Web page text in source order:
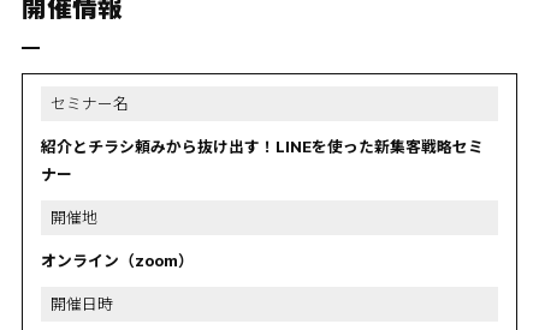
開催情報
セミナー名
紹介とチラシ頼みから抜け出す！LINEを使った新集客戦略セミ
ナー
開催地
オンライン（zoom）
開催日時